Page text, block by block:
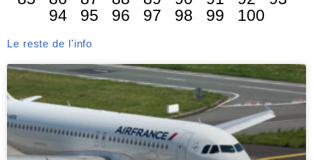
94
95 96 97 98 99 100
Le reste de l'info